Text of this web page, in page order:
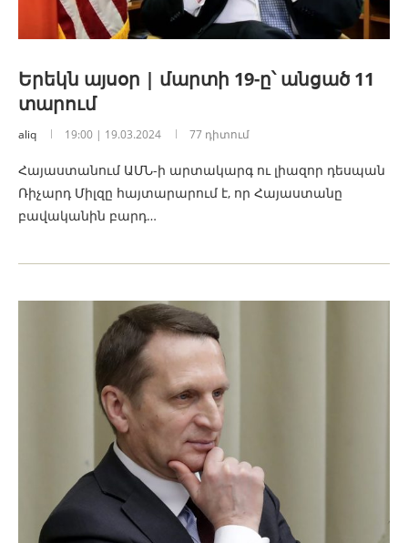
Երեկն այսօր | մարտի 19-ը՝ անցած 11
տարում
aliq 19:00 | 19.03.2024 77 դիտում
Հայաստանում ԱՄՆ-ի արտակարգ ու լիազոր դեսպան
Ռիչարդ Միլզը հայտարարում է, որ Հայաստանը
բավականին բարդ…